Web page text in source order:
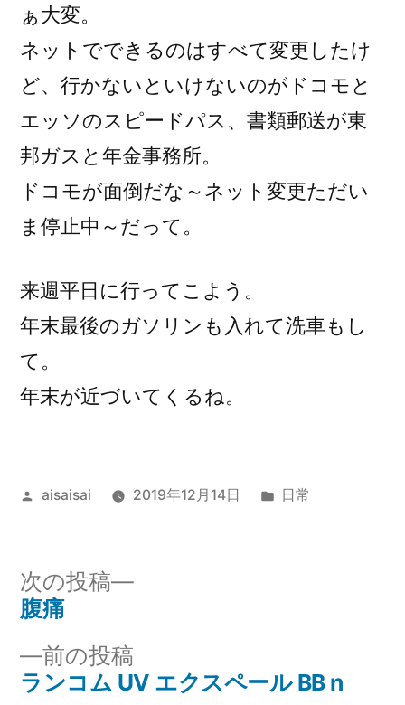
ぁ大変。
ネットでできるのはすべて変更したけ
ど、行かないといけないのがドコモと
エッソのスピードパス、書類郵送が東
邦ガスと年金事務所。
ドコモが面倒だな～ネット変更ただい
ま停止中～だって。
来週平日に行ってこよう。
年末最後のガソリンも入れて洗車もし
て。
年末が近づいてくるね。
投
aisaisai 2019年12月14日
カ
日常
投
稿 前の投稿
の
ランコム UV エクスペール BB n
次の投稿
次
腹痛